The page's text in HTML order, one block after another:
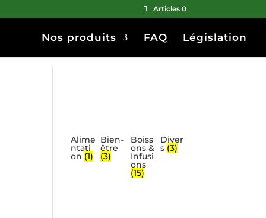
Articles 0
Nos produits FAQ Législation
Alime
ntati
on (1)
Bien-
être
(3)
Boiss
ons &
Infusi
ons
(15)
Diver
s (3)